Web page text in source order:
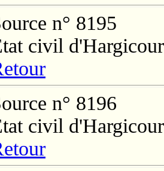
n° 8195
civil
n° 8196
civil